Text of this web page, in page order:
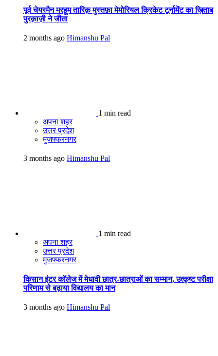
पूर्व चेयरमैन मरहूम तारिक़ मुस्तफ़ा मेमोरियल क्रिकेट टूर्नामेंट का ख़िताब
पुरक़ाज़ी ने जीता
2 months ago Himanshu Pal
1 min read
अपना शहर
उत्तर प्रदेश
मुजफ्फरनगर
3 months ago Himanshu Pal
1 min read
अपना शहर
उत्तर प्रदेश
मुजफ्फरनगर
किसान इंटर कॉलेज में मेधावी छात्र-छात्राओं का सम्मान, उत्कृष्ट परीक्षा
परिणाम से बढ़ाया विद्यालय का मान
3 months ago Himanshu Pal